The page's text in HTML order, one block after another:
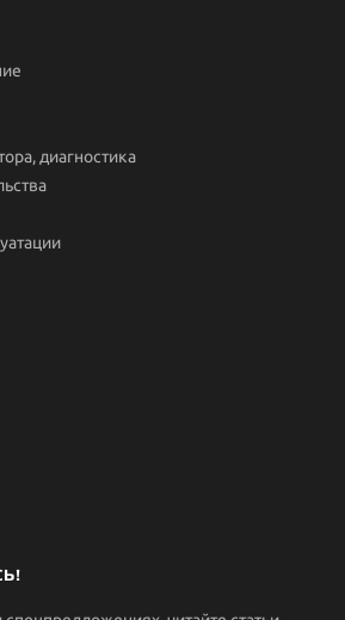
диагностика